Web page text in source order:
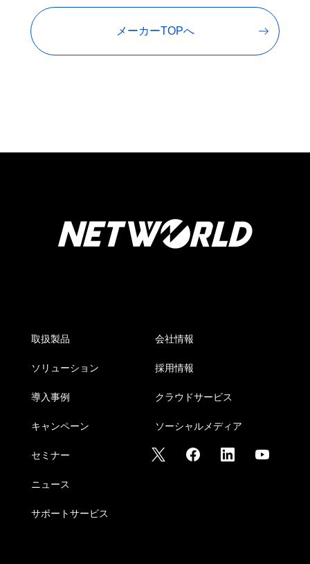
メーカーTOPへ
取扱製品
ソリューション
導入事例
キャンペーン
セミナー
ニュース
サポートサービス
会社情報
採用情報
クラウドサービス
ソーシャルメディア